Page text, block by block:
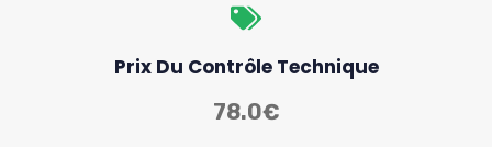
Prix Du Contrôle Technique
78.0€